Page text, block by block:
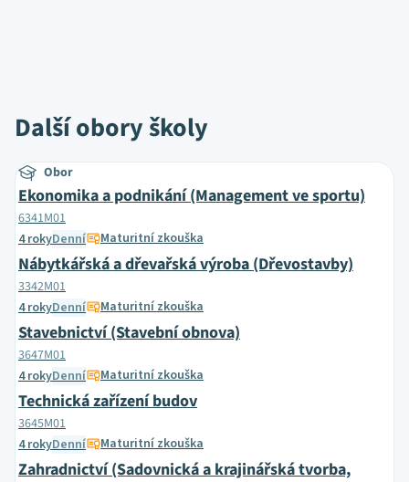
Další obory školy
Obor
Ekonomika a podnikání (Management ve sportu)
6341M01
4 rokyDenní Maturitní zkouška
Nábytkářská a dřevařská výroba (Dřevostavby)
3342M01
4 rokyDenní Maturitní zkouška
Stavebnictví (Stavební obnova)
3647M01
4 rokyDenní Maturitní zkouška
Technická zařízení budov
3645M01
4 rokyDenní Maturitní zkouška
Zahradnictví (Sadovnická a krajinářská tvorba,